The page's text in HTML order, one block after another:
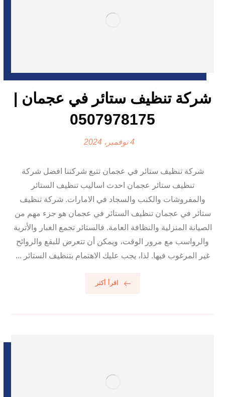
شركة تنظيف ستائر في عجمان |
0507978175
4 نوفمبر، 2024
شركة تنظيف ستائر في عجمان تتبع شركتنا افضل شركة
تنظيف ستائر عجمان احدث اساليب تنظيف الستائر
والمفروشات والكنب والسجاد في الامارات. شركة تنظيف
ستائر في عجمان تنظيف الستائر في عجمان هو جزء مهم من
الصيانة المنزلية والنظافة العامة. فالستائر تجمع الغبار والأتربة
والرواسب مع مرور الوقت، ويمكن أن تتعرض للبقع والروائح
غير المرغوب فيها. لذا، يجب عليك الاهتمام بتنظيف الستائر ...
اقرأ أكثر